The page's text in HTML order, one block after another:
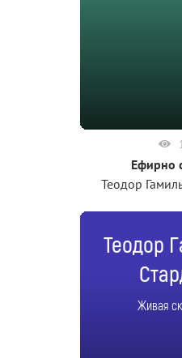
Ефирно
Теодор
Теодор
Живая